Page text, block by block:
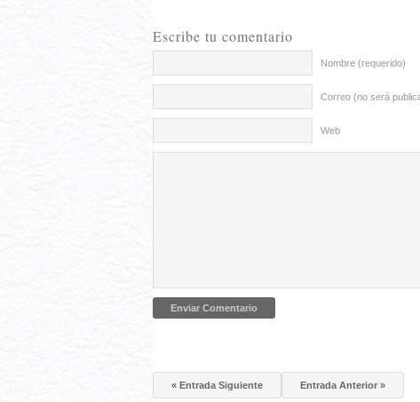
Escribe tu comentario
Nombre (requerido)
Correo (no será
Web
« Entrada Siguiente Entrada Anterior »